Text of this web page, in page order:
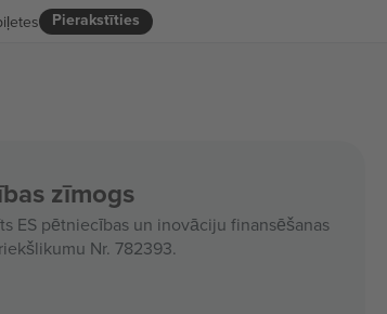
Pierakstīties
zīmogs
ES pētniecības un inovāciju finansēšanas
Nr. 782393.